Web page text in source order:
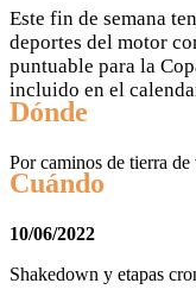
Este fin de semana
deportes del motor
puntuable para la
incluido en el
Dónde
Por caminos de tierra
Cuándo
10/06/2022
Shakedown y etapas